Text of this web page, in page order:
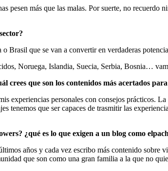
pesen más que las malas. Por suerte, no
Brasil que se van a convertir en verdaderas
Noruega, Islandia, Suecia, Serbia, Bosnia…
crees que son los contenidos más acertados
experiencias personales con consejos prácticos.
tenemos que ser capaces de trasmitir las
¿qué es lo que exigen a un blog como
años y cada vez escribo más contenido sobre
que son como una gran familia a la que no